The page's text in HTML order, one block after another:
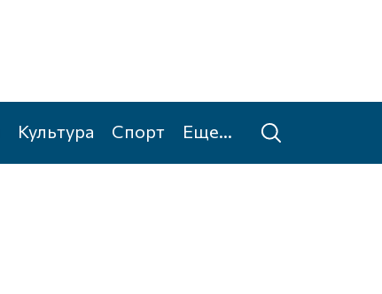
Культура Спорт Еще...